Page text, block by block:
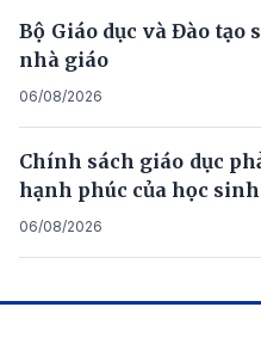
Bộ Giáo dục và Đào tạo
nhà giáo
06/08/2026
Chính sách giáo dục
hạnh phúc của học sinh
06/08/2026